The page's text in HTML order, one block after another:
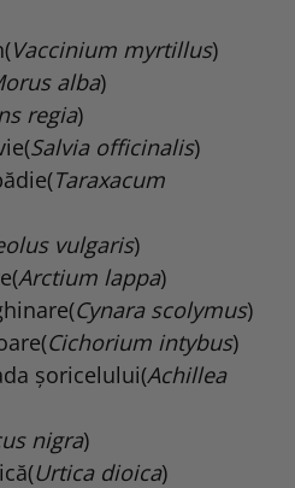
Vaccinium myrtillus)
alba)
regia)
Salvia officinalis)
Taraxacum
vulgaris)
Arctium lappa)
Cynara scolymus)
Cichorium intybus)
şoricelului(Achillea
nigra)
Urtica dioica)